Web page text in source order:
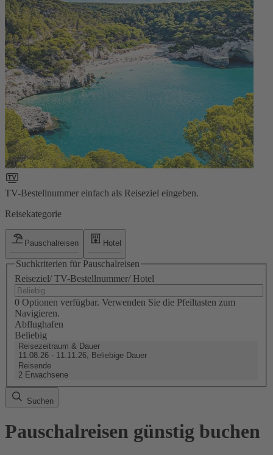
TV-Bestellnummer einfach als Reiseziel eingeben.
Reisekategorie
Pauschalreisen Hotel
Suchkriterien für Pauschalreisen
Reiseziel/ TV-Bestellnummer/ Hotel
0 Optionen verfügbar. Verwenden Sie die Pfeiltasten zum
Navigieren.
Abflughafen
Beliebig
Reisezeitraum & Dauer
11.08.26 - 11.11.26, Beliebige Dauer
Reisende
2 Erwachsene
Suchen
Pauschalreisen günstig buchen